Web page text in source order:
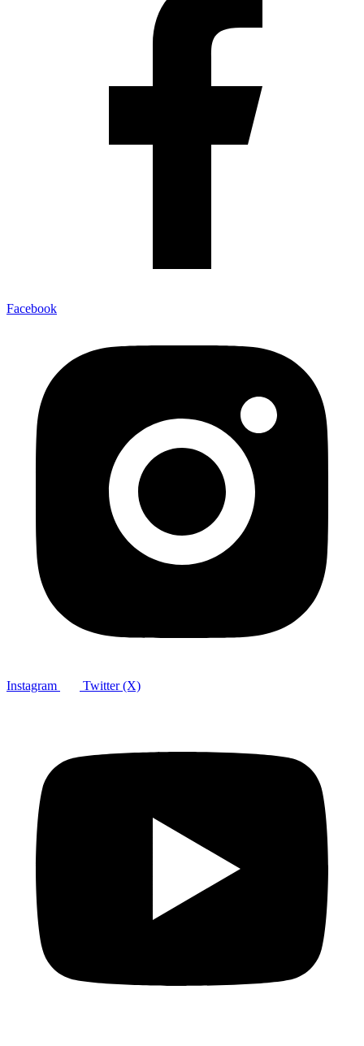
Facebook
Instagram Twitter (X)